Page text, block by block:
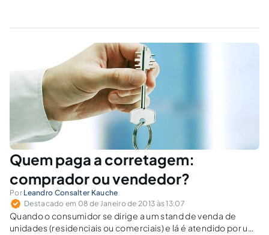
Quem paga a corretagem:
comprador ou vendedor?
Por Leandro Consalter Kauche
Destacado em 08 de Janeiro de 2013 às 13:07
Quando o consumidor se dirige a um stand de venda de
unidades (residenciais ou comerciais) e lá é atendido por um